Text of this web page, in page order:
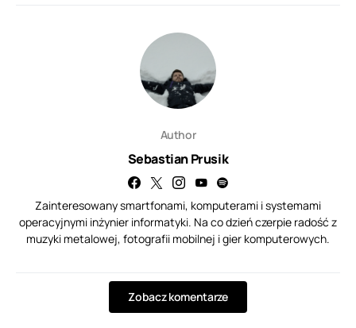
Author
Sebastian Prusik
Zainteresowany smartfonami, komputerami i systemami
operacyjnymi inżynier informatyki. Na co dzień czerpie radość z
muzyki metalowej, fotografii mobilnej i gier komputerowych.
Zobacz komentarze